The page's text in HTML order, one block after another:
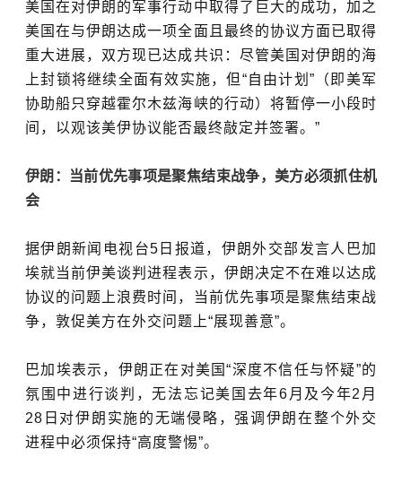
美国在对伊朗的军事行动中取得了巨大的成功，加之
美国在与伊朗达成一项全面且最终的协议方面已取得
重大进展，双方现已达成共识：尽管美国对伊朗的海
上封锁将继续全面有效实施，但“自由计划 ” （即美军
协助船只穿越霍尔木兹海峡的行动）将暂停一小段时
间，以观该美伊协议能否最终敲定并签署。”
伊朗：当前优先事项是聚焦结束战争，美方必须抓住机
会
据伊朗新闻电视台5日报道，伊朗外交部发言人巴加
埃就当前伊美谈判进程表示，伊朗决定不在难以达成
协议的问题上浪费时间，当前优先事项是聚焦结束战
争，敦促美方在外交问题上“展现善意”。
巴加埃表示，伊朗正在对美国“深度不信任与怀疑”的
氛围中进行谈判，无法忘记美国去年6月及今年2月
28日对伊朗实施的无端侵略，强调伊朗在整个外交
进程中必须保持“高度警惕”。